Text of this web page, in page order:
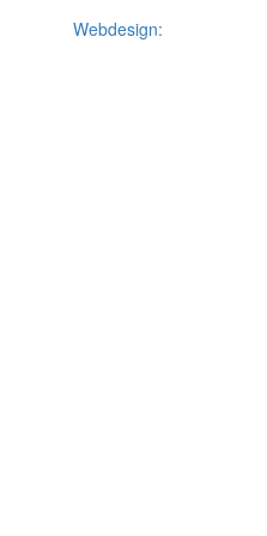
Webdesign: